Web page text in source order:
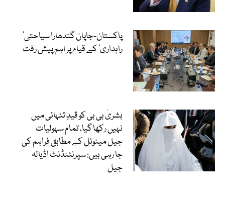
‘پاکستان-جاپان گندھارا سیاحتی
راہداری’ کے قیام پر اہم پیش رفت
بشریٰ بی بی کو قیدِ تنہائی میں
نہیں رکھا گیا، تمام سہولیات
جیل مینوئل کے مطابق فراہم کی
جا رہی ہیں: سپرنٹنڈنٹ اڈیالہ
جیل